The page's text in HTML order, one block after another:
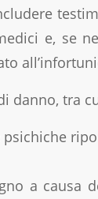
e, se
danno, tra
a causa